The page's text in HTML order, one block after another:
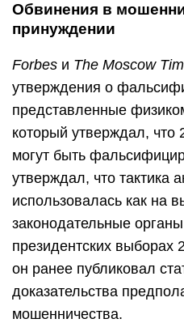
Обвинения в
принуждении
Forbes и The Moscow
утверждения о
представленные
который утверждал, что
могут быть
утверждал, что тактика
использовалась как на
законодательные
президентских выборах
он ранее публиковал
доказательства
мошенничества.